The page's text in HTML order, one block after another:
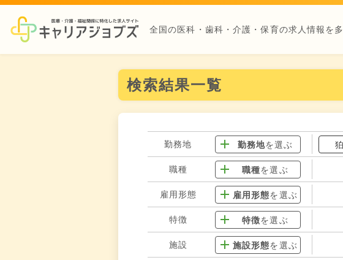
全国の医科・歯科・介護・保育の求人情報を多
検索結果一覧
勤務地 勤務地を選ぶ
職種 職種を選ぶ
雇用形態 雇用形態を選ぶ
特徴 特徴を選ぶ
施設 施設形態を選ぶ